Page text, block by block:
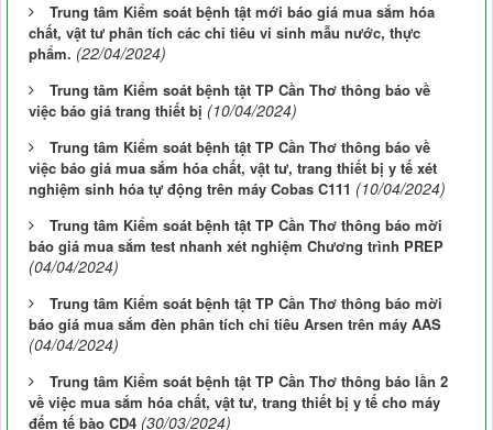
Trung tâm Kiểm soát bệnh tật mới báo giá mua sắm hóa
chất, vật tư phân tích các chỉ tiêu vi sinh mẫu nước, thực
phẩm. (22/04/2024)
Trung tâm Kiểm soát bệnh tật TP Cần Thơ thông báo về
việc báo giá trang thiết bị (10/04/2024)
Trung tâm Kiểm soát bệnh tật TP Cần Thơ thông báo về
việc báo giá mua sắm hóa chất, vật tư, trang thiết bị y tế xét
nghiệm sinh hóa tự động trên máy Cobas C111 (10/04/2024)
Trung tâm Kiểm soát bệnh tật TP Cần Thơ thông báo mời
báo giá mua sắm test nhanh xét nghiệm Chương trình PREP
(04/04/2024)
Trung tâm Kiểm soát bệnh tật TP Cần Thơ thông báo mời
báo giá mua sắm đèn phân tích chỉ tiêu Arsen trên máy AAS
(04/04/2024)
Trung tâm Kiểm soát bệnh tật TP Cần Thơ thông báo lần 2
về việc mua sắm hóa chất, vật tư, trang thiết bị y tế cho máy
đếm tế bào CD4 (30/03/2024)